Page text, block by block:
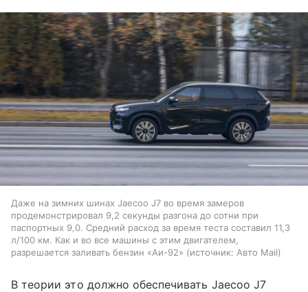
Даже на зимних шинах Jaecoo J7 во время замеров
продемонстрировал 9,2 секунды разгона до сотни при
паспортных 9,0. Средний расход за время теста составил 11,3
л/100 км. Как и во все машины с этим двигателем,
разрешается заливать бензин «Аи-92»
источник: Авто Mail
В теории это должно обеспечивать Jaecoo J7